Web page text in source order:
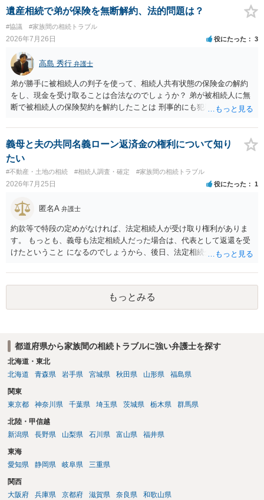
遺産相続で弟が保険を無断解約、法的問題は？
#協議 #家族間の相続トラブル
2026年7月26日 役にたった 3
高島 秀行 弁護士
弟が勝手に被相続人の判子を使って、相続人共有状態の保険金の解約
をし、現金を受け取ることは合法なのでしょうか？ 弟が被相続人に無
断で被相続人の保険契約を解約したことは 刑事的にも犯罪となる可能
された書類のコピーを取得して、弁護士に面談で詳しい事情を話して
相談 されたら良いと思います。
義母と夫の共同名義ローン返済金の権利について知り
たい
#不動産・土地の相続 #相続人調査・確定 #家族間の相続トラブル
2026年7月25日 役にたった 1
匿名A 弁護士
約款等で特段の定めがなければ、法定相続人が受け取り権利がありま
す。 もっとも、義母も法定相続人だった場合は、代表として返還を受
けたということ になるのでしょうから、後日、法定相続分に基づいて
もっとみる
都道府県から家族間の相続トラブルに強い弁護士を探す
北海道・東北
北海道
青森県 岩手県 宮城県 秋田県 山形県 福島県
関東
東京都
神奈川県 千葉県 埼玉県 茨城県 栃木県 群馬県
北陸・甲信越
新潟県
長野県 山梨県 石川県 富山県 福井県
東海
愛知県
静岡県 岐阜県 三重県
関西
大阪府
兵庫県 京都府 滋賀県 奈良県 和歌山県